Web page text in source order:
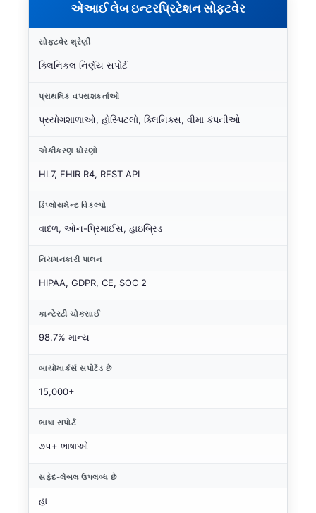
એઆઈ લેબ ઇન્ટરપ્રિટેશન સોફ્ટવેર
સોફ્ટવેર શ્રેણી
ક્લિનિકલ નિર્ણય સપોર્ટ
પ્રાથમિક વપરાશકર્તાઓ
પ્રયોગશાળાઓ, હોસ્પિટલો, ક્લિનિક્સ, વીમા કંપનીઓ
એકીકરણ ધોરણો
HL7, FHIR R4, REST API
ડિપ્લોયમેન્ટ વિકલ્પો
વાદળ, ઓન-પ્રિમાઈસ, હાઇબ્રિડ
નિયમનકારી પાલન
HIPAA, GDPR, CE, SOC 2
કાન્ટેસ્ટી ચોકસાઈ
98.7% માન્ય
બાયોમાર્કર્સ સપોર્ટેડ છે
15,000+
ભાષા સપોર્ટ
૭૫+ ભાષાઓ
સફેદ-લેબલ ઉપલબ્ધ છે
હા